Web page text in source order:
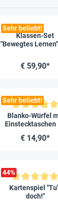
5 von 5 Sternen
Sehr beliebt!
Klassen-Set
"Bewegtes
€ 59,90*
Sehr beliebt!
Durchschnittliche
Blanko-Würfel
Einstecktaschen
€ 14,90*
44%
Durchschnittliche
Kartenspiel
doch!"